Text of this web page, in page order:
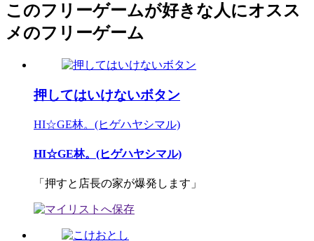
このフリーゲームが好きな人にオスス
メのフリーゲーム
押してはいけないボタン
HI☆GE林。(ヒゲハヤシマル)
HI☆GE林。(ヒゲハヤシマル)
「押すと店長の家が爆発します」